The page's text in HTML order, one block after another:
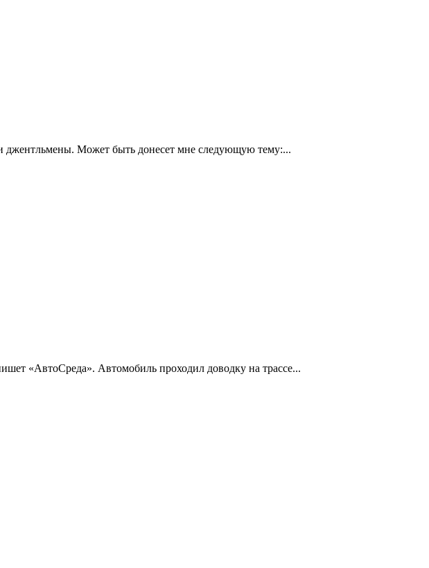
джентльмены. Может быть донесет мне следующую тему:...
«АвтоСреда». Автомобиль проходил доводку на трассе...